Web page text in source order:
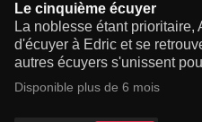
Le cinquième écuyer
La noblesse étant prioritaire,
d'écuyer à Edric et se
autres écuyers s'unissent
Disponible plus de 6 mois